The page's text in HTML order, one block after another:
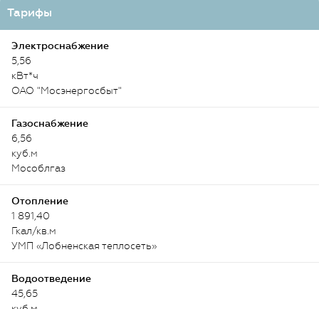
Тарифы
Электроснабжение
5,56
кВт*ч
ОАО "Мосэнергосбыт"
Газоснабжение
6,56
куб.м
Мособлгаз
Отопление
1 891,40
Гкал/кв.м
УМП «Лобненская теплосеть»
Водоотведение
45,65